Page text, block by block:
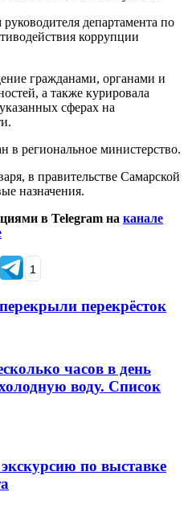
департамента по
коррупции
гражданами, органами и
а также курировала
сферах на
в региональное министерство.
в правительстве Самарской
назначения.
в Telegram на канале
1
перекрёсток
часов в день
воду. Список
по выставке